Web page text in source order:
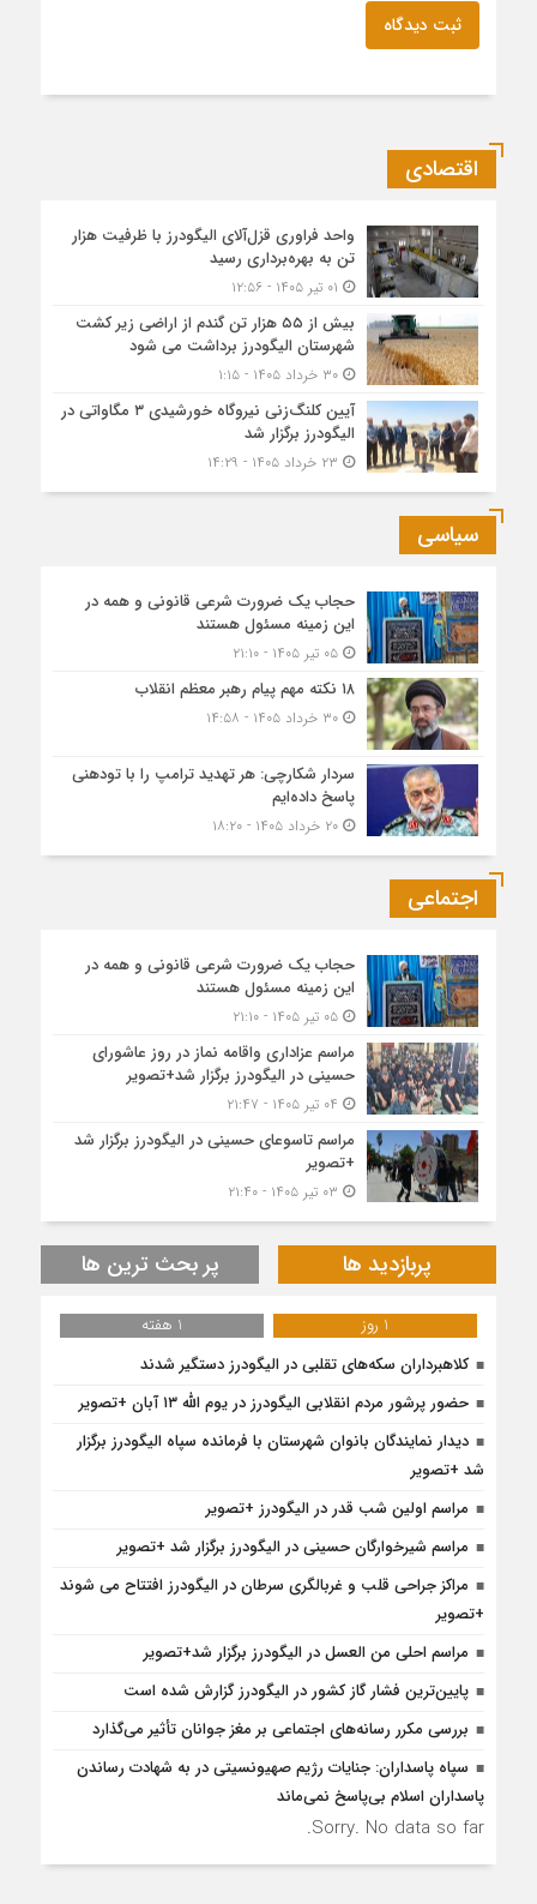
ثبت دیدگاه
اقتصادی
واحد فراوری قزل‌آلای الیگودرز با ظرفیت هزار
تن به بهره‌برداری رسید
بیش از ۵۵ هزار تن گندم از اراضی زیر کشت
شهرستان الیگودرز برداشت می شود
۳۰ خرداد ۱۴۰۵ - ۱:۱۵
آیین کلنگ‌زنی نیروگاه خورشیدی ۳ مگاواتی در
الیگودرز برگزار شد
سیاسی
حجاب یک ضرورت شرعی قانونی و همه در
این زمینه مسئول هستند
۰۵ تیر ۱۴۰۵ - ۲۱:۱۰
۱۸ نکته مهم پیام رهبر معظم انقلاب
۳۰ خرداد ۱۴۰۵ - ۱۴:۵۸
سردار شکارچی: هر تهدید ترامپ را با تودهنی
پاسخ داده‌ایم
۲۰ خرداد ۱۴۰۵ - ۱۸:۲۰
اجتماعی
حجاب یک ضرورت شرعی قانونی و همه در
این زمینه مسئول هستند
۰۵ تیر ۱۴۰۵ - ۲۱:۱۰
مراسم عزاداری واقامه نماز در روز عاشورای
حسینی در الیگودرز برگزار شد+تصویر
مراسم تاسوعای حسینی در الیگودرز برگزار شد
+تصویر
پربازدید ها پر بحث ترین ها
1 روز
1 هفته
کلاهبرداران سکه‌های تقلبی در الیگودرز دستگیر شدند
حضور پرشور مردم انقلابی الیگودرز در یوم الله ۱۳ آبان +تصویر
دیدار نمایندگان بانوان شهرستان با فرمانده سپاه الیگودرز برگزار
شد +تصویر
مراسم اولین شب قدر در الیگودرز +تصویر
مراسم شیرخوارگان حسینی در الیگودرز برگزار شد +تصویر
مراکز جراحی قلب و غربالگری سرطان در الیگودرز افتتاح می شوند
+تصویر
مراسم احلی من العسل در الیگودرز برگزار شد+تصویر
پایین‌ترین فشار گاز کشور در الیگودرز گزارش شده است
بررسی مکرر رسانه‌های اجتماعی بر مغز جوانان تأثیر می‌گذارد
سپاه پاسداران: جنایات رژیم صهیونسیتی در به شهادت رساندن
پاسداران اسلام بی‌پاسخ نمی‌ماند
Sorry. No data so far.